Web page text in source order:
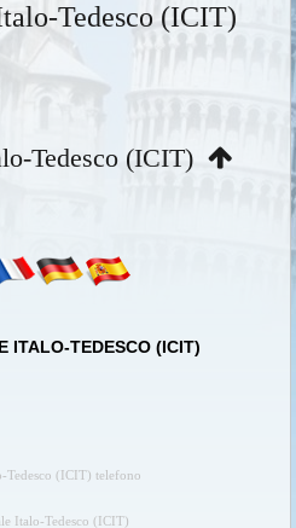
Tedesco (ICIT)
Tedesco (ICIT)
ITALO-TEDESCO (ICIT)
Tedesco (ICIT) telefono
Italo-Tedesco (ICIT)